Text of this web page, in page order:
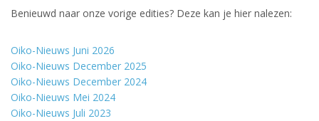
Benieuwd naar onze vorige edities? Deze kan je hier nalezen:
Oiko-Nieuws Juni 2026
Oiko-Nieuws December 2025
Oiko-Nieuws December 2024
Oiko-Nieuws Mei 2024
Oiko-Nieuws Juli 2023